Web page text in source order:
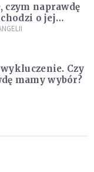
czym naprawdę
o jej
Czy
mamy wybór?